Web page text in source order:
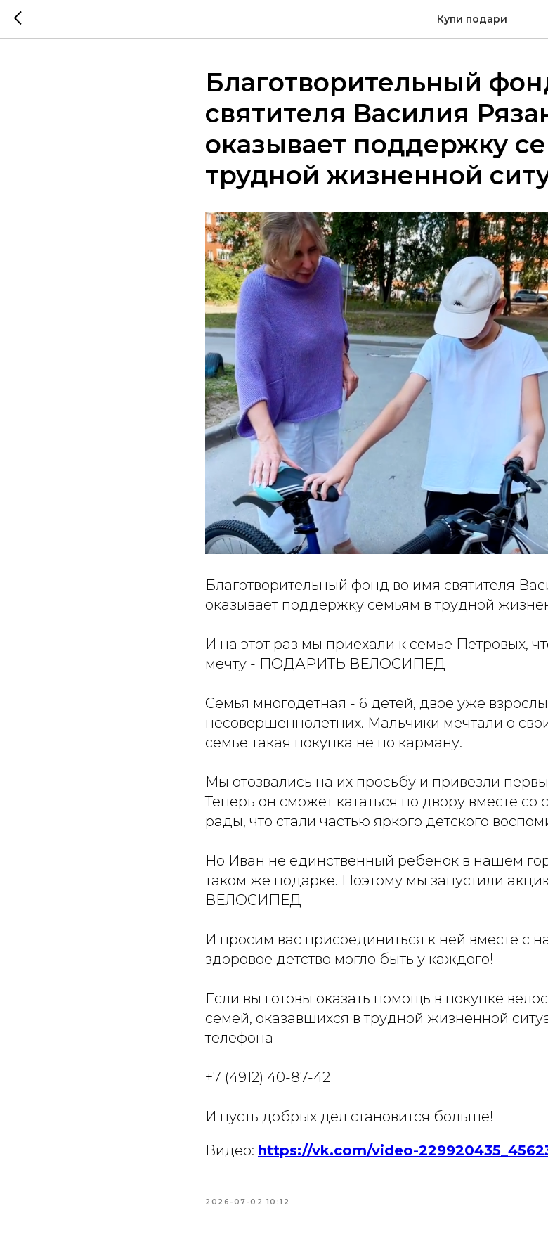
Купи подари
Благотворительный
святителя Василия
оказывает поддержку
трудной жизненной
Благотворительный фонд во имя святителя
оказывает поддержку семьям в трудной
И на этот раз мы приехали к семье Петровых,
мечту - ПОДАРИТЬ ВЕЛОСИПЕД
Семья многодетная - 6 детей, двое уже
несовершеннолетних. Мальчики мечтали о
семье такая покупка не по карману.
Мы отозвались на их просьбу и привезли
Теперь он сможет кататься по двору вместе
рады, что стали частью яркого детского
Но Иван не единственный ребенок в нашем
таком же подарке. Поэтому мы запустили
ВЕЛОСИПЕД
И просим вас присоединиться к ней вместе с
здоровое детство могло быть у каждого!
Если вы готовы оказать помощь в покупке
семей, оказавшихся в трудной жизненной
телефона
+7 (4912) 40-87-42
И пусть добрых дел становится больше!
Видео: https://vk.com/video-
2026-07-02 10:12